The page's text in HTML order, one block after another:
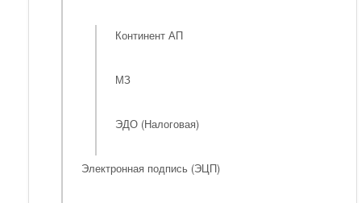
Континент АП
МЗ
ЭДО (Налоговая)
Электронная подпись (ЭЦП)